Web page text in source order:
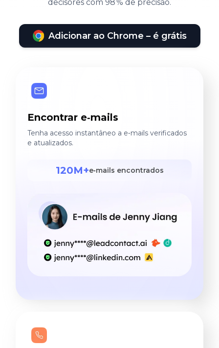
decisores com 98 % de precisão.
Adicionar ao Chrome – é grátis
Encontrar e‑mails
Tenha acesso instantâneo a e‑mails verificados
e atualizados.
120M+e‑mails encontrados